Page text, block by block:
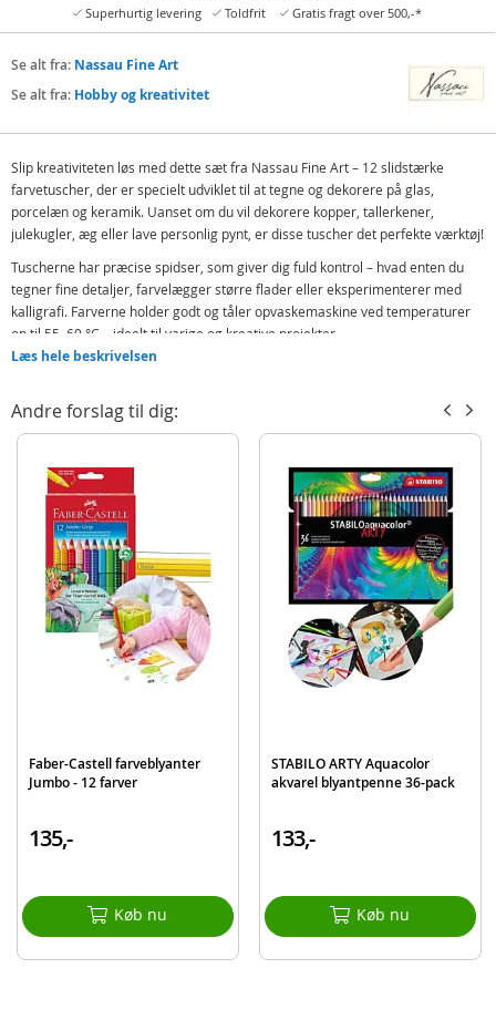
Superhurtig levering
Toldfrit Gratis fragt over 500,-*
Se alt fra: Nassau Fine Art
Se alt fra: Hobby og kreativitet
Slip kreativiteten løs med dette sæt fra Nassau Fine Art – 12 slidstærke
farvetuscher, der er specielt udviklet til at tegne og dekorere på glas,
porcelæn og keramik. Uanset om du vil dekorere kopper, tallerkener,
julekugler, æg eller lave personlig pynt, er disse tuscher det perfekte værktøj!
Tuscherne har præcise spidser, som giver dig fuld kontrol – hvad enten du
tegner fine detaljer, farvelægger større flader eller eksperimenterer med
kalligrafi. Farverne holder godt og tåler opvaskemaskine ved temperaturer
op til 55–60 °C – ideelt til varige og kreative projekter.
Bemærk: Må ikke anvendes på krystalglas eller overflader, der er i direkte
Indeholder:
Detaljer:
Alder: fra 3 år
Produktdetaljer
Model
8715427113302
Nassau Fine Art
Læs hele beskrivelsen
Andre forslag til dig:
Faber-Castell farveblyanter
Jumbo - 12 farver
135,-
Køb nu
STABILO ARTY Aquacolor
akvarel blyantpenne 36-pack
133,-
Køb nu